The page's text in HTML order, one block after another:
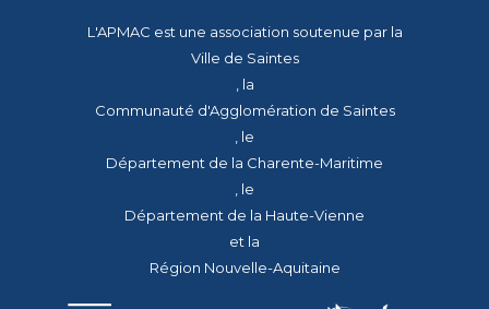
L'APMAC est une association soutenue par la
Ville de Saintes
, la
Communauté d'Agglomération de Saintes
, le
Département de la Charente-Maritime
, le
Département de la Haute-Vienne
et la
Région Nouvelle-Aquitaine